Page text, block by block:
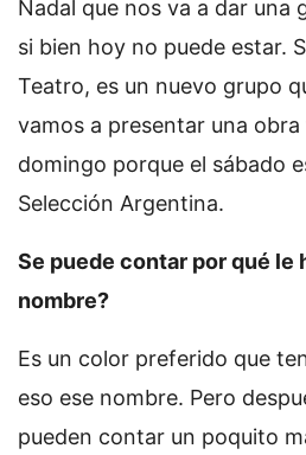
Nadal que nos va a dar una
si bien hoy no puede estar.
Teatro, es un nuevo grupo
vamos a presentar una obra
domingo porque el sábado
Selección Argentina.
Se puede contar por qué le
nombre?
Es un color preferido que
eso ese nombre. Pero
pueden contar un poquito